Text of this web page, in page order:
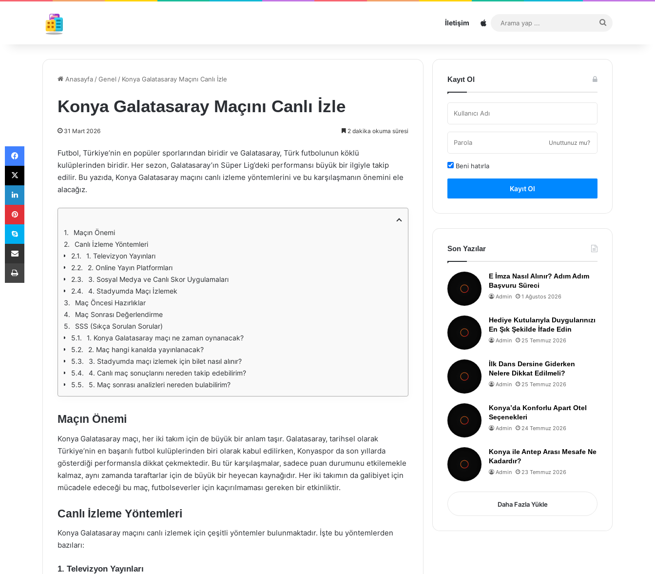
İletişim Sitemap
...
Anasayfa /Genel / Konya Galatasaray Maçını Canlı İzle
Konya Galatasaray Maçını Canlı İzle
31 Mart 2026 2 dakika okuma süresi
Futbol, Türkiye’nin en popüler sporlarından biridir ve Galatasaray, Türk futbolunun köklü
kulüplerinden biridir. Her sezon, Galatasaray’ın Süper Lig’deki performansı büyük bir ilgiyle takip
edilir. Bu yazıda, Konya Galatasaray maçını canlı izleme yöntemlerini ve bu karşılaşmanın önemini ele
alacağız.
Maçın Önemi
Canlı İzleme Yöntemleri
1. Televizyon Yayınları
2. Online Yayın Platformları
3. Sosyal Medya ve Canlı Skor Uygulamaları
4. Stadyumda Maçı İzlemek
Maç Öncesi Hazırlıklar
Maç Sonrası Değerlendirme
SSS (Sıkça Sorulan Sorular)
1. Konya Galatasaray maçı ne zaman oynanacak?
2. Maç hangi kanalda yayınlanacak?
3. Stadyumda maçı izlemek için bilet nasıl alınır?
4. Canlı maç sonuçlarını nereden takip edebilirim?
5. Maç sonrası analizleri nereden bulabilirim?
Maçın Önemi
Konya Galatasaray maçı, her iki takım için de büyük bir anlam taşır. Galatasaray, tarihsel olarak
Türkiye’nin en başarılı futbol kulüplerinden biri olarak kabul edilirken, Konyaspor da son yıllarda
gösterdiği performansla dikkat çekmektedir. Bu tür karşılaşmalar, sadece puan durumunu etkilemekle
kalmaz, aynı zamanda taraftarlar için de büyük bir heyecan kaynağıdır. Her iki takımın da galibiyet için
mücadele edeceği bu maç, futbolseverler için kaçırılmaması gereken bir etkinliktir.
Canlı İzleme Yöntemleri
Konya Galatasaray maçını canlı izlemek için çeşitli yöntemler bulunmaktadır. İşte bu yöntemlerden
bazıları:
1. Televizyon Yayınları
Kayıt Ol
Unuttunuz mu?
Beni hatırla
Kayıt Ol
Son Yazılar
E İmza Nasıl Alınır? Adım Adım
Başvuru Süreci
Admin 1 Ağustos 2026
Hediye Kutularıyla Duygularınızı
En Şık Şekilde İfade Edin
Admin 25 Temmuz 2026
İlk Dans Dersine Giderken
Nelere Dikkat Edilmeli?
Admin 25 Temmuz 2026
Konya’da Konforlu Apart Otel
Seçenekleri
Admin 24 Temmuz 2026
Konya ile Antep Arası Mesafe Ne
Kadardır?
Admin 23 Temmuz 2026
Daha Fazla Yükle
Facebook
X
LinkedIn
Pinterest
Skype
E-Posta ile paylaş